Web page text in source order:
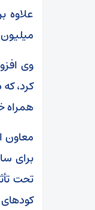
کرد،
همراه
معاون
برای
تحت